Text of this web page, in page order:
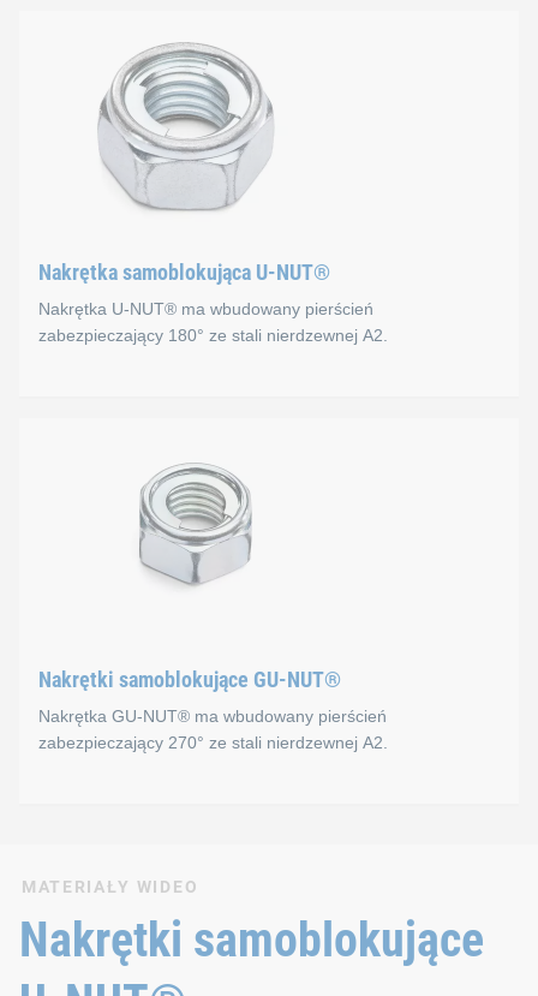
Nakrętka samoblokująca U-NUT®
Nakrętka U-NUT® ma wbudowany pierścień
zabezpieczający 180° ze stali nierdzewnej A2.
W przypadku zainteresowania innymi projektami prosimy o
Nakrętki samoblokujące GU-NUT®
Nakrętka GU-NUT® ma wbudowany pierścień
zabezpieczający 270° ze stali nierdzewnej A2.
Nakrętka samoblokująca GU-NUT® z większym
Nasz standardowy asortyment obejmuje nakrętki w
MATERIAŁY WIDEO
Nakrętki samoblokujące